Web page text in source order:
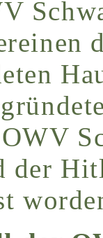
der